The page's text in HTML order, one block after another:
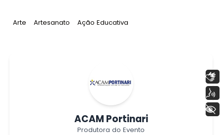
Tag:
Arte Tag:
Artesanato Tag:
Ação Educativa
ACAM Portinari
Produtora do Evento